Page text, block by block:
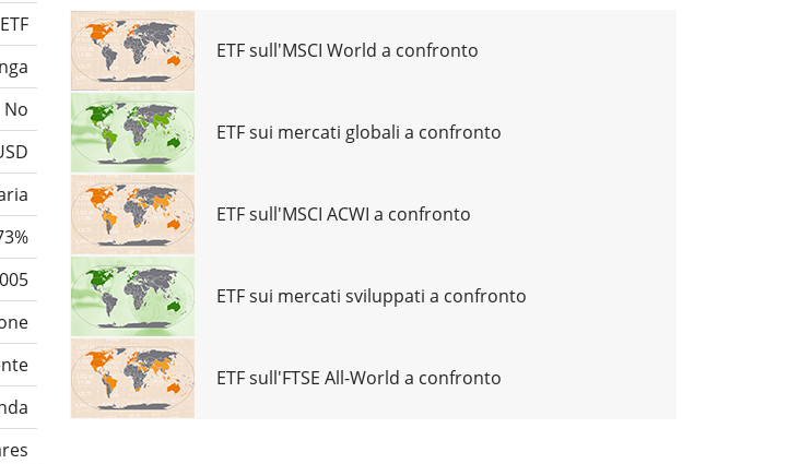
ETF
No
ETF sull'MSCI World a confronto
ETF sui mercati globali a confronto
ETF sull'MSCI ACWI a confronto
ETF sui mercati sviluppati a confronto
ETF sull'FTSE All-World a confronto